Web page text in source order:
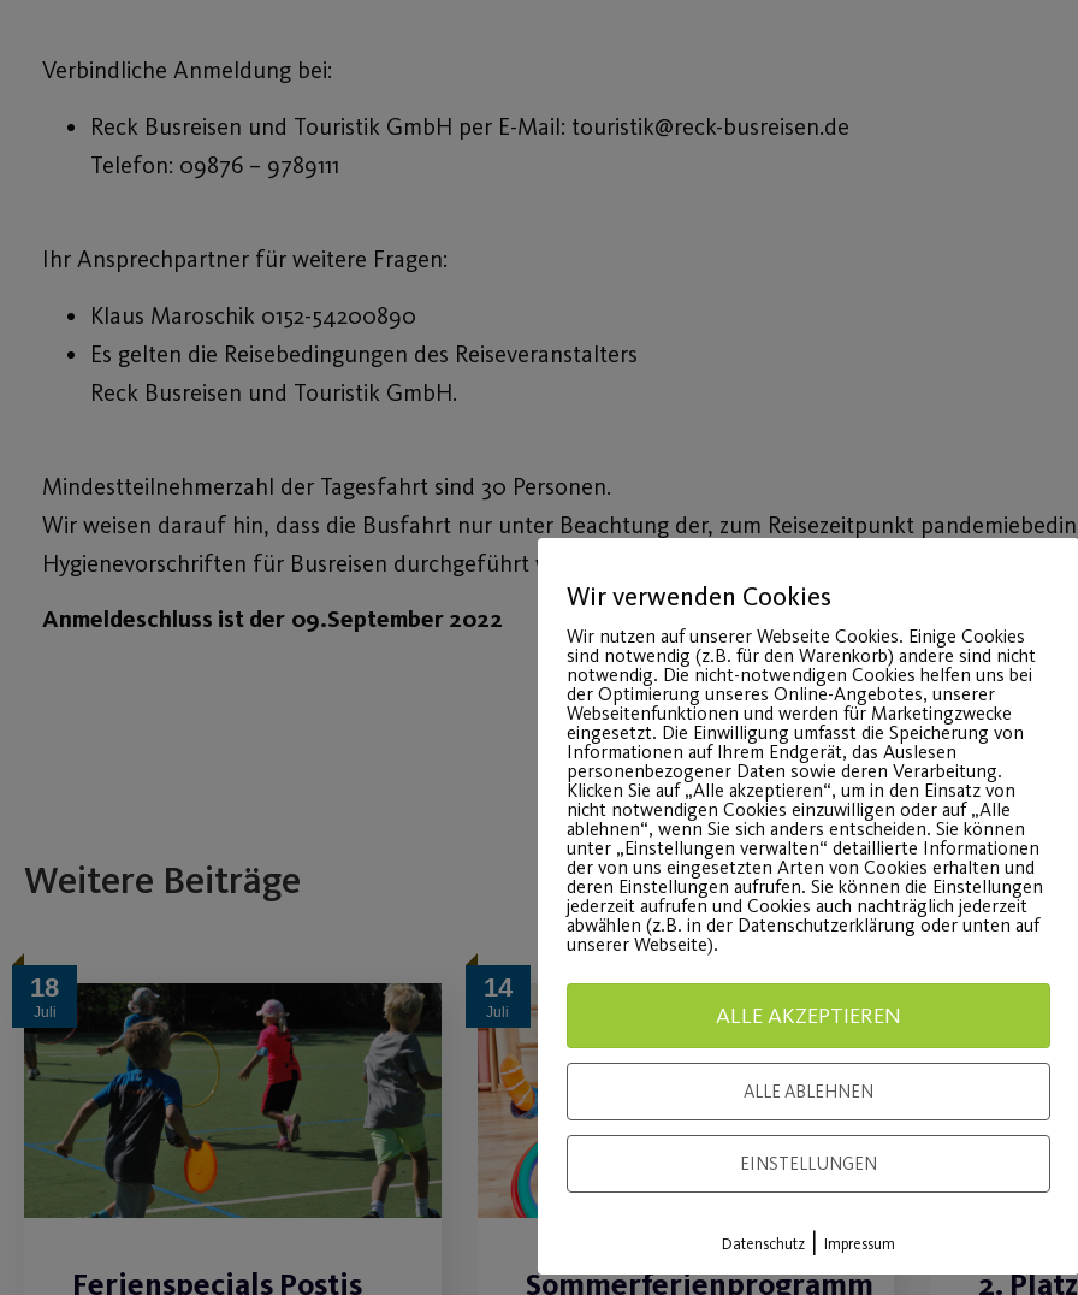
Verbindliche Anmeldung bei:
Reck Busreisen und Touristik GmbH per E-Mail: touristik@reck-busreisen.de
Telefon: 09876 – 9789111
Ihr Ansprechpartner für weitere Fragen:
Klaus Maroschik 0152-54200890
Es gelten die Reisebedingungen des Reiseveranstalters
Reck Busreisen und Touristik GmbH.
Mindestteilnehmerzahl der Tagesfahrt sind 30 Personen.
Wir weisen darauf hin, dass die Busfahrt nur unter Beachtung der, zum Reisezeitpunkt
Hygienevorschriften für Busreisen durchgeführt werden kann.
Anmeldeschluss ist der 09.September 2022
Weitere Beiträge
18
Juli
Ferienspecials Postis
14
Juli
Sommerferienprogramm
14
2.
Wir verwenden Cookies
Wir nutzen auf unserer Webseite Cookies. Einige Cookies
sind notwendig (z.B. für den Warenkorb) andere sind nicht
notwendig. Die nicht-notwendigen Cookies helfen uns bei
der Optimierung unseres Online-Angebotes, unserer
Webseitenfunktionen und werden für Marketingzwecke
eingesetzt. Die Einwilligung umfasst die Speicherung von
Informationen auf Ihrem Endgerät, das Auslesen
personenbezogener Daten sowie deren Verarbeitung.
Klicken Sie auf „Alle akzeptieren“, um in den Einsatz von
nicht notwendigen Cookies einzuwilligen oder auf „Alle
ablehnen“, wenn Sie sich anders entscheiden. Sie können
unter „Einstellungen verwalten“ detaillierte Informationen
der von uns eingesetzten Arten von Cookies erhalten und
deren Einstellungen aufrufen. Sie können die Einstellungen
jederzeit aufrufen und Cookies auch nachträglich jederzeit
abwählen (z.B. in der Datenschutzerklärung oder unten auf
unserer Webseite).
ALLE AKZEPTIEREN
ALLE ABLEHNEN
EINSTELLUNGEN
Datenschutz | Impressum